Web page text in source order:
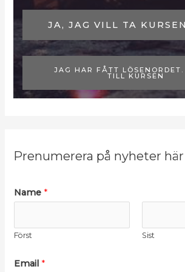
m
n
JA, JAG VILL TA KURSEN
JAG HAR FÅTT
TILL KURSEN
Prenumerera på nyheter här
Name *
Först Sist
Email *